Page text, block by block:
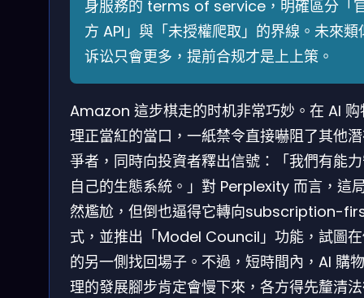
身服務的 terms of service，明確區分「
方 API」與「未授權爬取」的界線。未來類
诉讼只會更多，提前合规才是上上策。
Amazon 這步棋走的时机非常巧妙。在 AI 购
理正當紅的當口，一紙禁令直接嚇阻了其他
爭者，同時向投資者釋出信號：「我們有能
自己的生態系統。」對 Perplexity 而言，這
然尷尬，但倒也逼得它轉向subscription-
式，並推出「Model Council」功能，試圖
的另一側找回場子。不過，短時間內，AI 購
理的發展腳步肯定會慢下來，各方得先釐清